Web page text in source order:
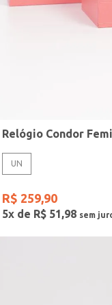
Relógio Condor
UN
R$ 259,90
5x de R$ 51,98